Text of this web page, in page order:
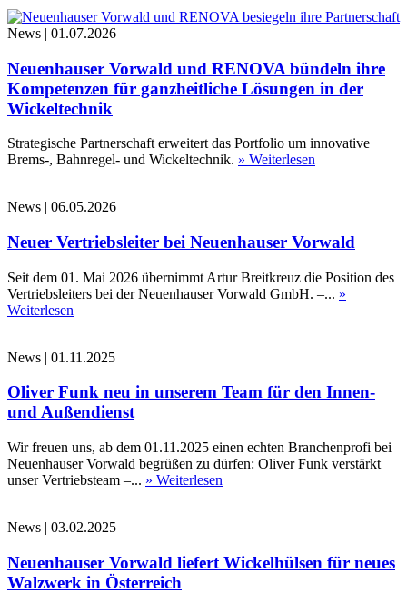
News | 01.07.2026
Neuenhauser Vorwald und RENOVA bündeln ihre
Kompetenzen für ganzheitliche Lösungen in der
Wickeltechnik
Strategische Partnerschaft erweitert das Portfolio um innovative
Brems-, Bahnregel- und Wickeltechnik. » Weiterlesen
News | 06.05.2026
Neuer Vertriebsleiter bei Neuenhauser Vorwald
Seit dem 01. Mai 2026 übernimmt Artur Breitkreuz die Position des
Vertriebsleiters bei der Neuenhauser Vorwald GmbH. –... »
Weiterlesen
News | 01.11.2025
Oliver Funk neu in unserem Team für den Innen-
und Außendienst
Wir freuen uns, ab dem 01.11.2025 einen echten Branchenprofi bei
Neuenhauser Vorwald begrüßen zu dürfen: Oliver Funk verstärkt
unser Vertriebsteam –... » Weiterlesen
News | 03.02.2025
Neuenhauser Vorwald liefert Wickelhülsen für neues
Walzwerk in Österreich